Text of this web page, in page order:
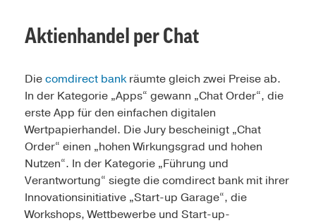
Aktienhandel per Chat
Diecomdirect bankräumte gleich zwei Preise ab.
In der Kategorie „Apps“ gewann „Chat Order“, die
erste App für den einfachen digitalen
Wertpapierhandel. Die Jury bescheinigt „Chat
Order“ einen „hohen Wirkungsgrad und hohen
Nutzen“. In der Kategorie „Führung und
Verantwortung“ siegte die comdirect bank mit ihrer
Innovationsinitiative „Start-up Garage“, die
Workshops, Wettbewerbe und Start-up-